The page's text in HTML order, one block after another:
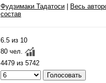
Фудзимаки Тадатоси
Весь
состав
6.5 из 10
80 чел.
4479 из 5742